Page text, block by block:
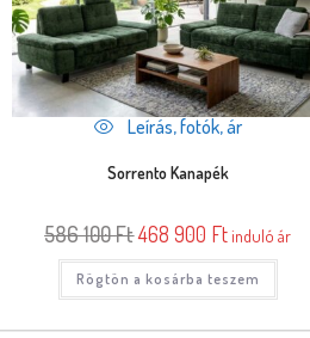
Leírás, fotók, ár
Sorrento Kanapék
586 100Ft468 900 Ftinduló ár
Rögtön a kosárba teszem